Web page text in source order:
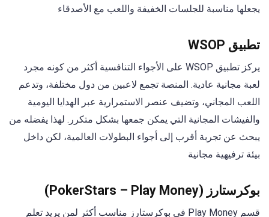
يجعلها مناسبة للجلسات الخفيفة واللعب مع الأصدقاء
تطبيق WSOP
يركز تطبيق WSOP على الأجواء التنافسية أكثر من كونه مجرد
لعبة مجانية عادية. المنصة تجمع لاعبين من دول مختلفة، وتدعم
اللعب المجاني، وتضيف عنصر الاستمرارية عبر الهدايا اليومية
والفيشات المجانية التي يمكن جمعها بشكل متكرر. لهذا يفضله من
يبحث عن تجربة أقرب إلى أجواء البطولات العالمية، لكن داخل
بيئة ترفيهية مجانية
بوكرستارز (PokerStars – Play Money)
قسم Play Money في بوكرستارز مناسب أكثر لمن يريد تعلم